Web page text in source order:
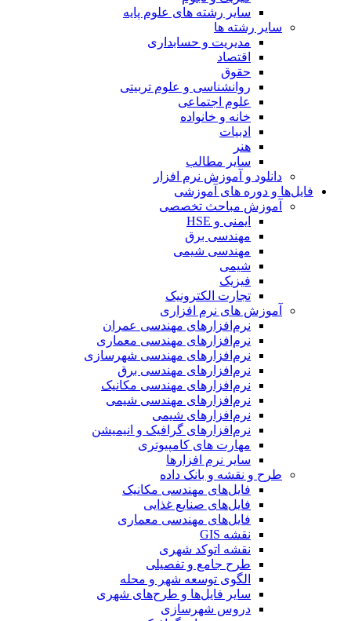
سایر رشته های علوم پایه
سایر رشته ها
مدیریت و حسابداری
اقتصاد
حقوق
روانشناسی و علوم تربیتی
علوم اجتماعی
خانه و خانواده
ادبیات
هنر
سایر مطالب
دانلود و آموزش نرم افزار
فایل‌ها و دوره های آموزشی
آموزش مباحث تخصصی
ایمنی و HSE
مهندسی برق
مهندسی شیمی
شیمی
فیزیک
تجارت الکترونیک
آموزش های نرم افزاری
نرم‌افزارهای مهندسی عمران
نرم‌افزارهای مهندسی معماری
نرم‌افزارهای مهندسی شهرسازی
نرم‌افزارهای مهندسی برق
نرم‌افزارهای مهندسی مکانیک
نرم‌افزارهای مهندسی شیمی
نرم‌افزارهای شیمی
نرم‌افزارهای گرافیک و انیمیشن
مهارت های کامپیوتری
سایر نرم افزارها
طرح و نقشه و بانک داده
فایل‌های مهندسی مکانیک
فایل‌های صنایع غذایی
فایل‌های مهندسی معماری
نقشه GIS
نقشه اتوکد شهری
طرح جامع و تفصیلی
الگوی توسعه شهر و محله
سایر فایل‌ها و طرح‌های شهری
دروس شهرسازی